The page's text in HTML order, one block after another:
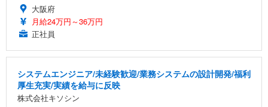
大阪府
月給24万円～36万円
正社員
システムエンジニア/未経験歓迎/業務システムの設計開発/福利
厚生充実/実績を給与に反映
株式会社キソシン